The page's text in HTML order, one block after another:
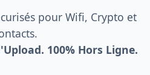
pour Wifi, Crypto et
100% Hors Ligne.